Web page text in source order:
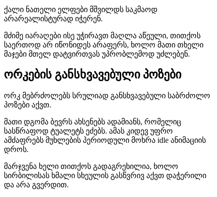
ქალი ნათელი ელფები მშვილდს საკმაოდ
არარეალისტურად იჭერენ.
მძიმე იარაღები ისე უჭირავთ მაღლა აწეული, თითქოს
საერთოდ არ იწონიდეს არაფერს, ხოლო მათი თხელი
მაჯები მთელ დატვირთვას უპრობლემოდ უძლებენ.
ორკების განსხვავებული პოზები
ორკ მებრძოლებს სრულიად განსხვავებული საბრძოლო
პოზები აქვთ.
მათი დგომა ბევრს ახსენებს ადამიანს, რომელიც
სასწრაფოდ ტუალეტს ეძებს. ამას კიდევ უფრო
ამძაფრებს მუხლების პერიოდული მოხრა idle ანიმაციის
დროს.
მარჯვენა ხელი თითქოს გადაგრეხილია, ხოლო
სირბილისას ხმალი სხეულის გასწვრივ აქვთ დაჭერილი
და არა გვერდით.